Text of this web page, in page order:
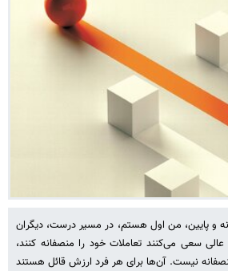
و پایین، من اول هستم، در مسیر درست، دیگران
سعی می‌کنند تعاملات خود را منصفانه کنند،
نیست. آن‌ها برای هر فرد ارزش قائل هستند